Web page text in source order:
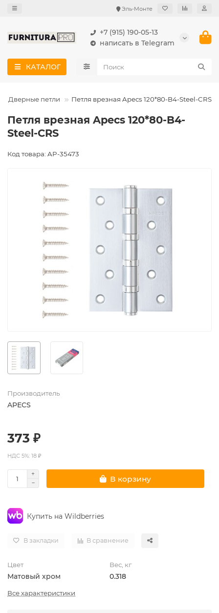
Эль-Монте
+7 (915) 190-05-13
написать в Telegram
КАТАЛОГ
Дверные петли Петля врезная Apecs 120*80-B4-Steel-CRS
Петля врезная Apecs 120*80-B4-
Steel-CRS
Код товара: AP-35473
Производитель
APECS
373 ₽
НДС 5%: 18 ₽
В корзину
Купить на Wildberries
В закладки В сравнение
Цвет
Матовый хром
Вес, кг
0.318
Все характеристики